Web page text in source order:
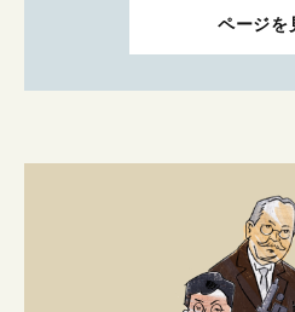
ページを